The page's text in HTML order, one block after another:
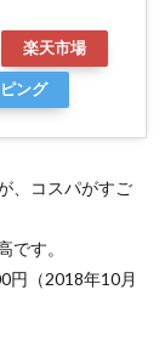
楽天市場
ング
、コスパがすご
です。
円（2018年10月